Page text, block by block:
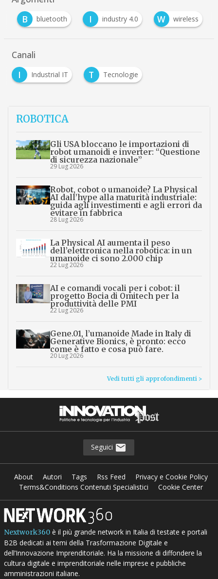
B bluetooth I industry 4.0 W wireless
Canali
I
Industrial IT T Tecnologie
ROBOTICA
Gli USA bloccano le importazioni di
robot umanoidi e inverter: “Questione
di sicurezza nazionale”
29 Lug 2026
Robot, cobot o umanoide? La Physical
AI dall’hype alla maturità industriale:
guida agli investimenti e agli errori da
evitare in fabbrica
28 Lug 2026
La Physical AI aumenta il peso
dell’elettronica nella robotica: in un
umanoide ci sono 2.000 chip
22 Lug 2026
AI e comandi vocali per i cobot: il
progetto Bocia di Omitech per la
produttività delle PMI
22 Lug 2026
Gene.01, l’umanoide Made in Italy di
Generative Bionics, è pronto: ecco
come è fatto e cosa può fare.
20 Lug 2026
Vedi tutti gli approfondimenti >
Seguici
About Autori Tags Rss Feed
Privacy e Cookie Policy
Terms&Conditions Contenuti Specialistici
Cookie Center
Nextwork360è il più grande network in Italia di testate e portali
B2B dedicati ai temi della Trasformazione Digitale e
dell’Innovazione Imprenditoriale. Ha la missione di diffondere la
cultura digitale e imprenditoriale nelle imprese e pubbliche
amministrazioni italiane.